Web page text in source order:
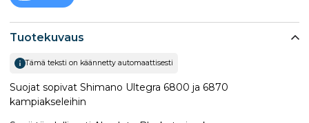
Tuotekuvaus
Tämä teksti on käännetty automaattisesti
Suojat sopivat Shimano Ultegra 6800 ja 6870
kampiakseleihin